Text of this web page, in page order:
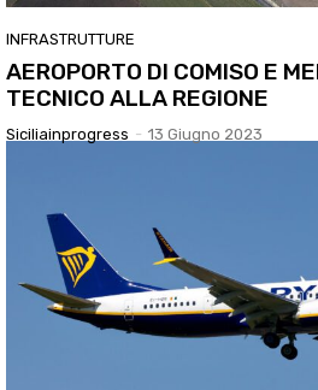
INFRASTRUTTURE
AEROPORTO DI COMISO E
TECNICO ALLA REGIONE
Siciliainprogress - 13 Giugno 2023